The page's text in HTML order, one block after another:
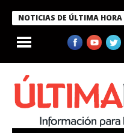
NOTICIAS DE ÚLTIMA HORA
Bukele condecora a